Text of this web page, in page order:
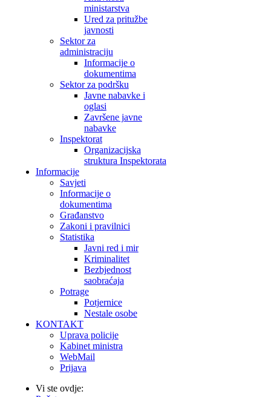
ministarstva
Ured za pritužbe
javnosti
Sektor za
administraciju
Informacije o
dokumentima
Sektor za podršku
Javne nabavke i
oglasi
Završene javne
nabavke
Inspektorat
Organizacijska
struktura Inspektorata
Informacije
Savjeti
Informacije o
dokumentima
Građanstvo
Zakoni i pravilnici
Statistika
Javni red i mir
Kriminalitet
Bezbjednost
saobraćaja
Potrage
Potjernice
Nestale osobe
KONTAKT
Uprava policije
Kabinet ministra
WebMail
Prijava
Vi ste ovdje: